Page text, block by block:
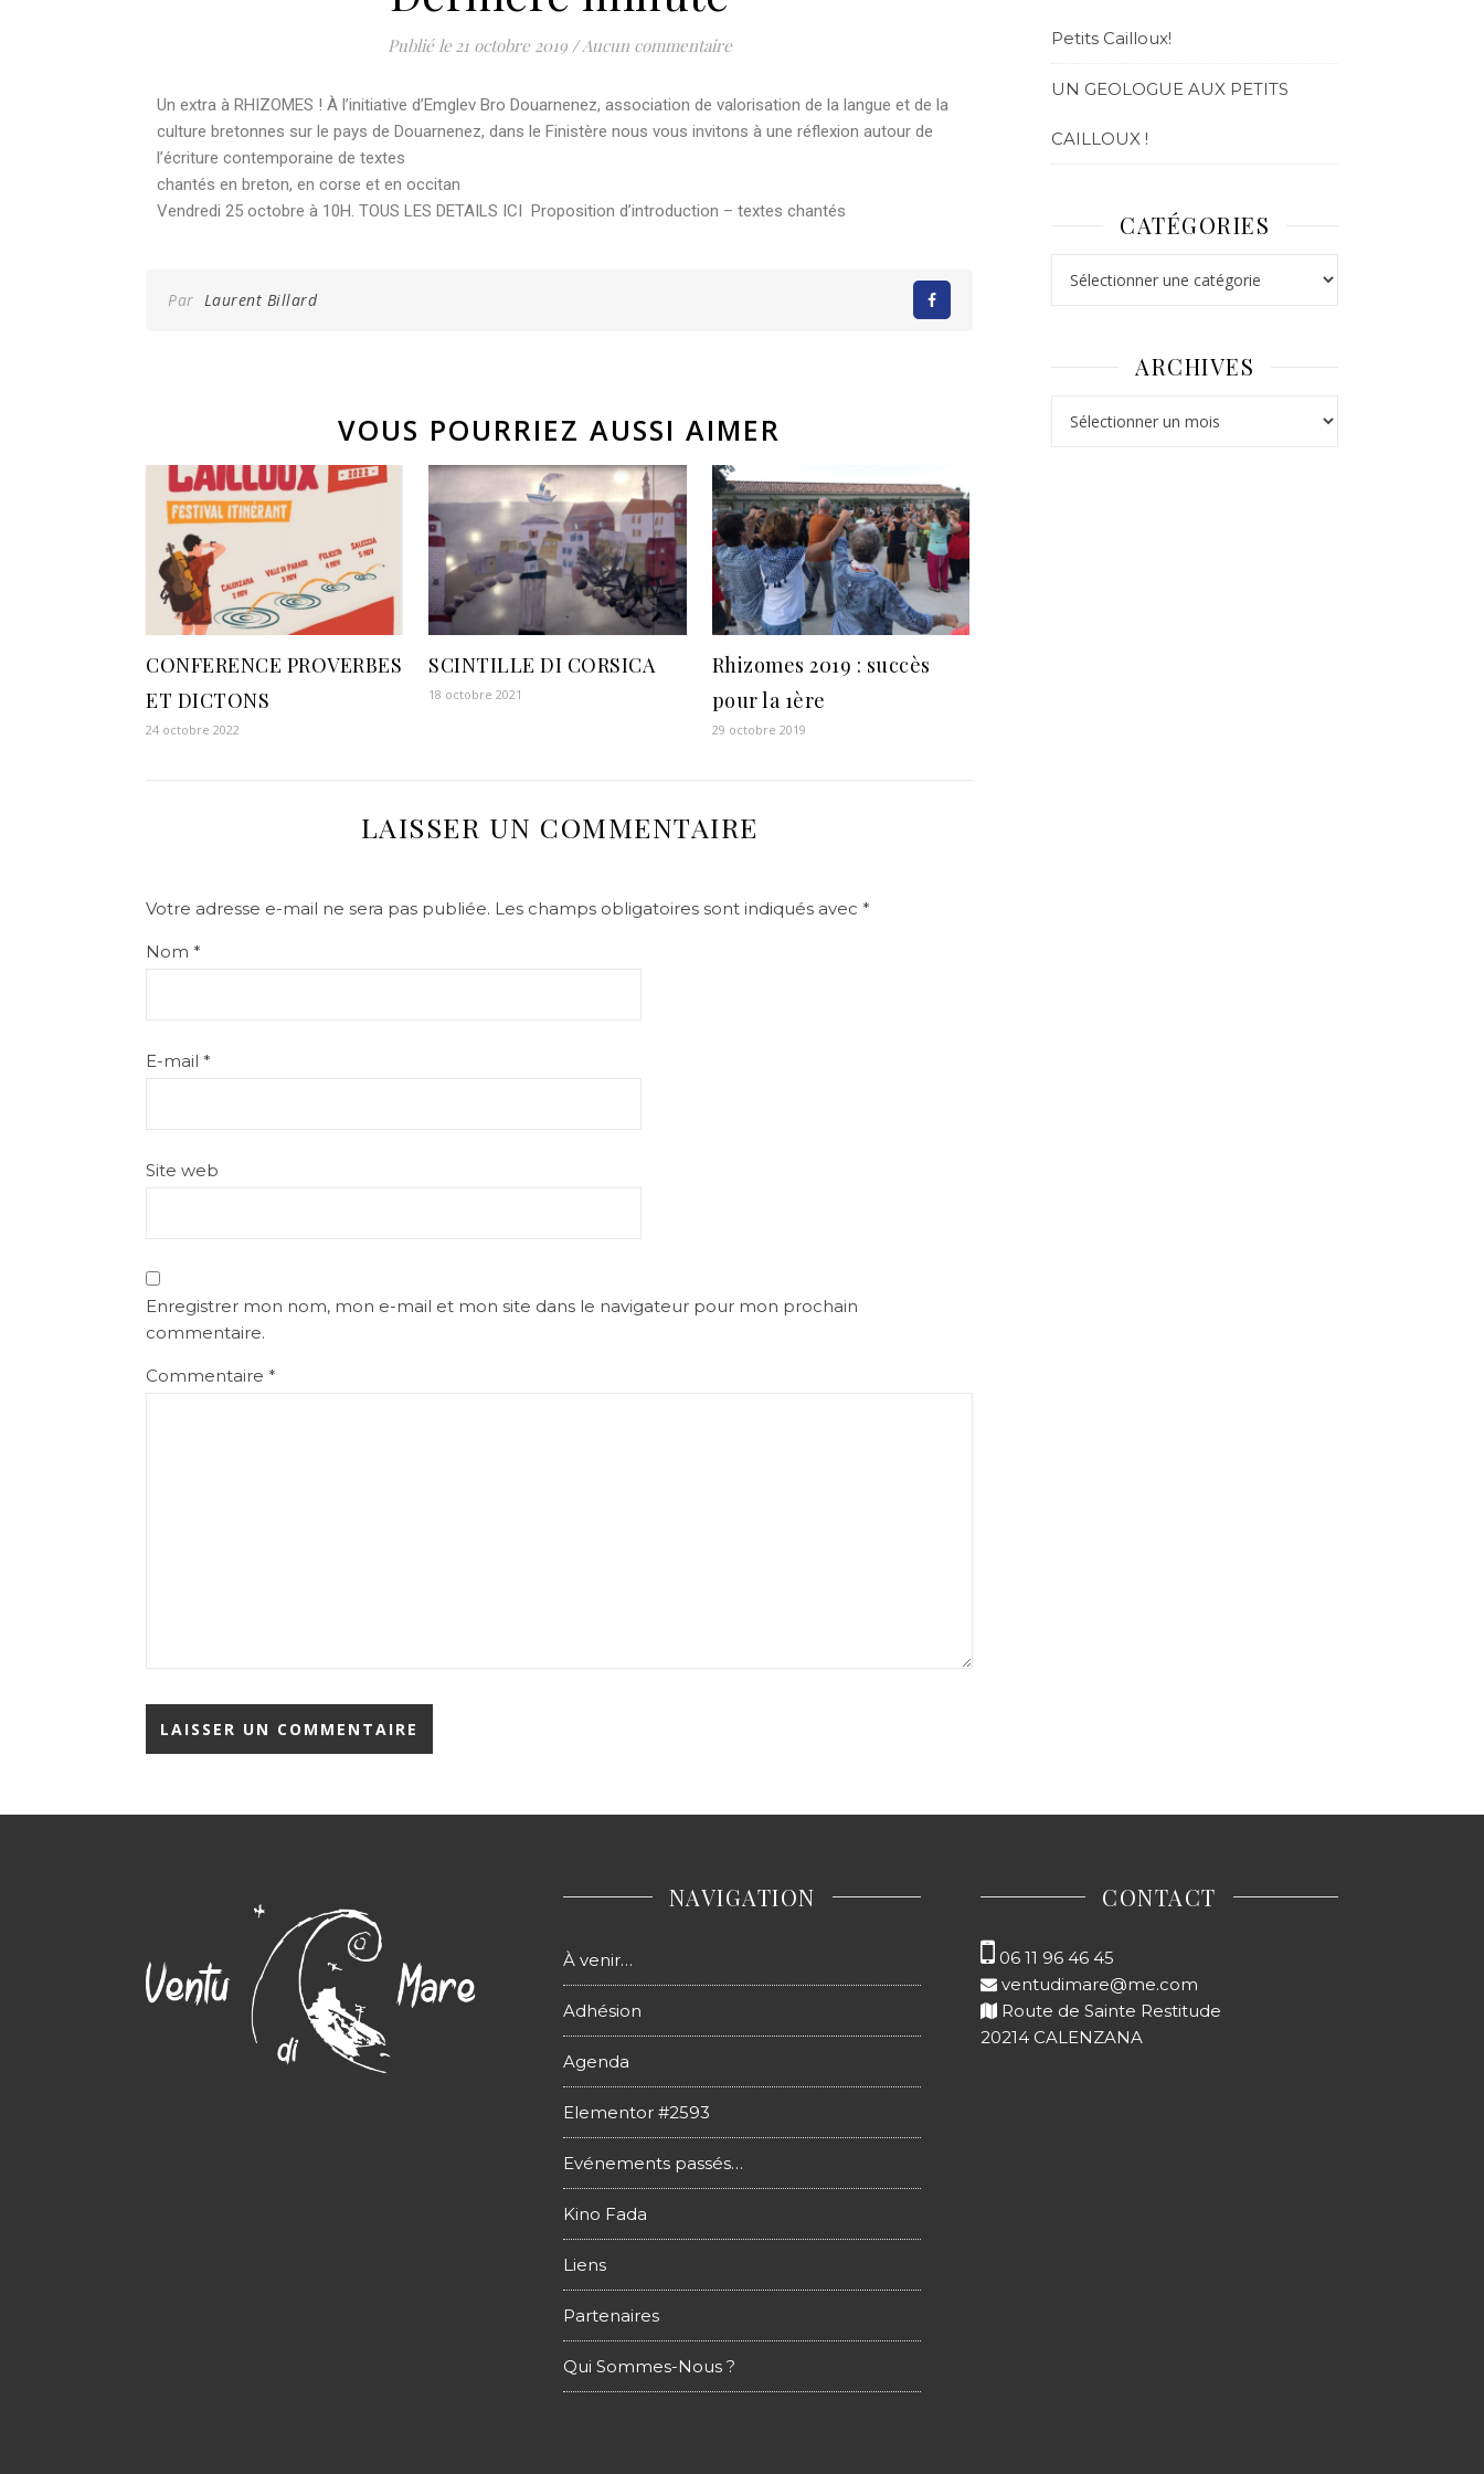
21 octobre 2019 /Aucun commentaire
Un extra à RHIZOMES ! À l’initiative d’Emglev Bro Douarnenez, association de valorisation de la langue et de la
culture bretonnes sur le pays de Douarnenez, dans le Finistère nous vous invitons à une réflexion autour de
l’écriture contemporaine de textes
chantés en breton, en corse et en occitan
Vendredi 25 octobre à 10H. TOUS LES DETAILS ICI Proposition d’introduction – textes chantés
Par Laurent Billard
VOUS POURRIEZ AUSSI AIMER
CONFERENCE PROVERBES
ET DICTONS
24 octobre 2022
SCINTILLE DI CORSICA
18 octobre 2021
Rhizomes 2019 : succès
pour la 1ère
29 octobre 2019
LAISSER UN COMMENTAIRE
Votre adresse e-mail ne sera pas publiée. Les champs obligatoires sont indiqués avec *
Nom *
E-mail *
Site web
Enregistrer mon nom, mon e-mail et mon site dans le navigateur pour mon prochain
commentaire.
Commentaire *
Petits Cailloux!
UN GEOLOGUE AUX PETITS
CAILLOUX !
CATÉGORIES
ARCHIVES
NAVIGATION
À venir…
Adhésion
Agenda
Elementor #2593
Evénements passés…
Kino Fada
Liens
Partenaires
Qui Sommes-Nous ?
CONTACT
06 11 96 46 45‬
ventudimare@me.com
Route de Sainte Restitude
20214 CALENZANA